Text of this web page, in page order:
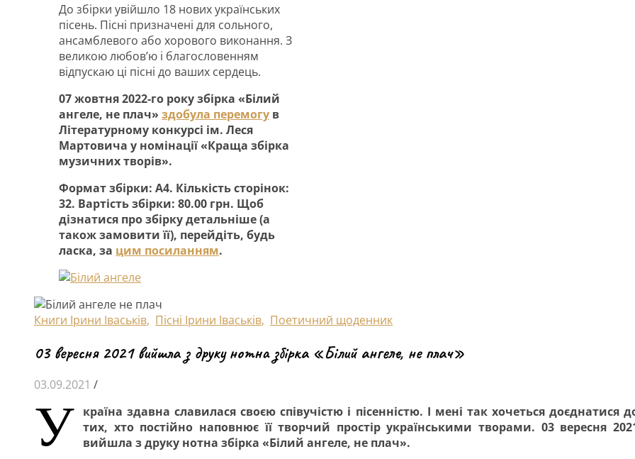
До збірки увійшло 18 нових українських
пісень. Пісні призначені для сольного,
ансамблевого або хорового виконання. З
великою любов’ю і благословенням
відпускаю ці пісні до ваших сердець.
07 жовтня 2022-го року збірка «Білий
ангеле, не плач» здобула перемогу в
Літературному конкурсі ім. Леся
Мартовича у номінації «Краща збірка
музичних творів».
Формат збірки: А4. Кількість сторінок:
32. Вартість збірки: 80.00 грн. Щоб
дізнатися про збірку детальніше (а
також замовити її), перейдіть, будь
ласка, за цим посиланням.
Книги Ірини Іваськів, Пісні Ірини Іваськів, Поетичний щоденник
03 вересня 2021 вийшла з друку нотна збірка «Білий ангеле, не плач»
03.09.2021 /
У країна здавна славилася своєю співучістю і пісенністю. І мені так хочеться доєднатися
тих, хто постійно наповнює її творчий простір українськими творами. 03 вересня
вийшла з друку нотна збірка «Білий ангеле, не плач».